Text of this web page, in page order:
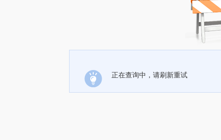
正在查询中，请刷新重试